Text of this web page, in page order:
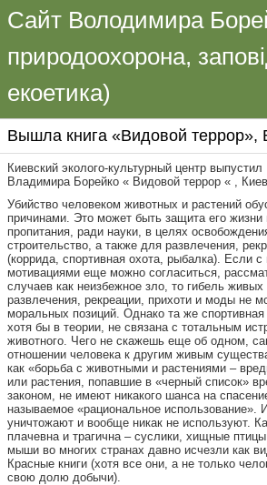
Сайт Володимира
природоохорона,
екоетика)
Вышла книга «Видовой террор»,
Киевский эколого-культурный центр
Владимира Борейко « Видовой террор « ,
Убийство человеком животных и растений
причинами. Это может быть защита его жизни
пропитания, ради науки, в целях
строительство, а также для развлечения,
(коррида, спортивная охота, рыбалка). Если
мотивациями еще можно согласиться,
случаев как неизбежное зло, то гибель
развлечения, рекреации, прихоти и моды не
моральных позиций. Однако та же
хотя бы в теории, не связана с тотальным
животного. Чего не скажешь еще об одном,
отношении человека к другим живым
как «борьба с животными и растениями –
или растения, попавшие в «черный список»
законом, не имеют никакого шанса на
называемое «рациональное использование».
уничтожают и вообще никак не используют.
плачевна и трагична – суслики, хищные
мыши во многих странах давно исчезли как
Красные книги (хотя все они, а не только
свою долю добычи).